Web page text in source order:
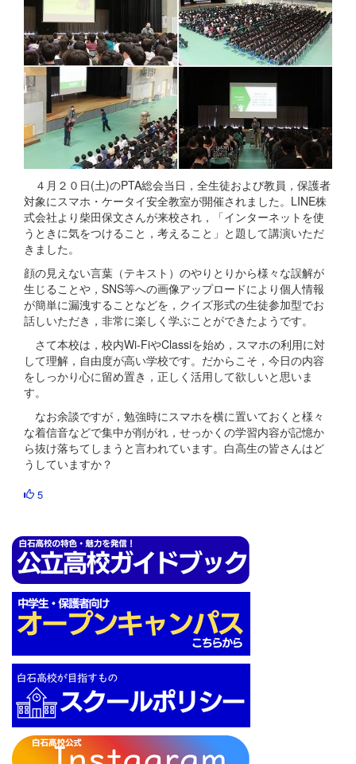
４月２０日(土)のPTA総会当日，全生徒および教員，保護者
対象にスマホ・ケータイ安全教室が開催されました。LINE株
式会社より柴田保文さんが来校され，「インターネットを使
うときに気をつけること，考えること」と題して講演いただ
きました。
顔の見えない言葉（テキスト）のやりとりから様々な誤解が
生じることや，SNS等への画像アップロードにより個人情報
が簡単に漏洩することなどを，クイズ形式の生徒参加型でお
話しいただき，非常に楽しく学ぶことができたようです。
さて本校は，校内Wi-FiやClassiを始め，スマホの利用に対
して理解，自由度が高い学校です。だからこそ，今日の内容
をしっかり心に留め置き，正しく活用して欲しいと思いま
す。
なお余談ですが，勉強時にスマホを横に置いておくと様々
な着信音などで集中が削がれ，せっかくの学習内容が記憶か
ら抜け落ちてしまうと言われています。白高生の皆さんはど
うしていますか？
5